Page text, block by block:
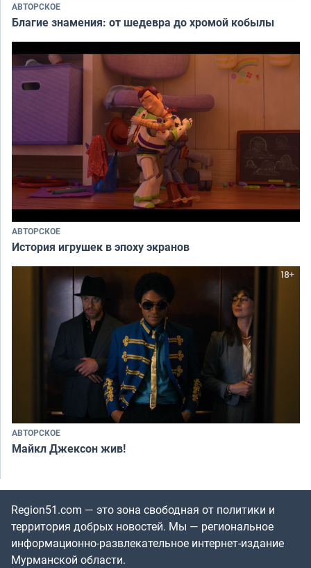
АВТОРСКОЕ
Благие знамения: от шедевра до хромой кобылы
АВТОРСКОЕ
История игрушек в эпоху экранов
АВТОРСКОЕ
Майкл Джексон жив!
Region51.com — это зона свободная от политики и
территория добрых новостей. Мы — региональное
информационно-развлекательное интернет-издание
Мурманской области.